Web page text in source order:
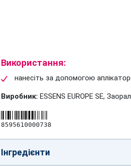
Використання:
нанесіть за допомогою
Виробник: ESSENS EUROPE SE,
8595610000738
Інгредієнти